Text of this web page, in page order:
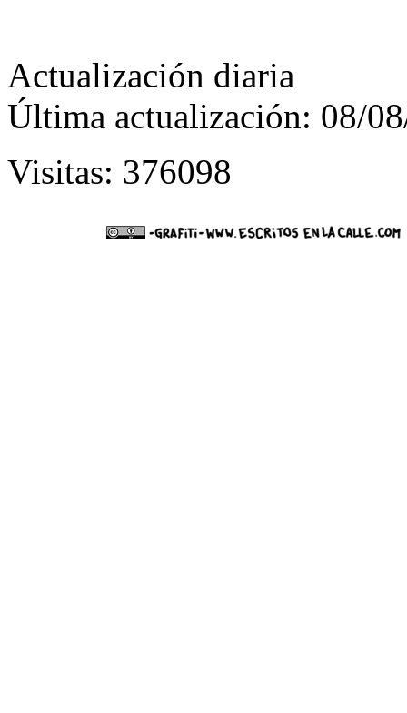
Actualización diaria
Última actualización: 08/
Visitas: 376098